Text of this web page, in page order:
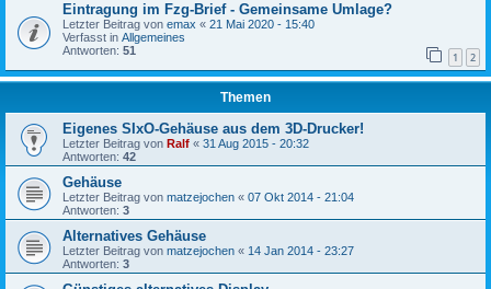
Eintragung im Fzg-Brief - Gemeinsame Umlage?
Letzter Beitrag von emax « 21 Mai 2020 - 15:40
Verfasst in Allgemeines
Antworten: 51 1 2
Themen
Eigenes SIxO-Gehäuse aus dem 3D-Drucker!
Letzter Beitrag von Ralf « 31 Aug 2015 - 20:32
Antworten: 42
Gehäuse
Letzter Beitrag von matzejochen « 07 Okt 2014 - 21:04
Antworten: 3
Alternatives Gehäuse
Letzter Beitrag von matzejochen « 14 Jan 2014 - 23:27
Antworten: 3